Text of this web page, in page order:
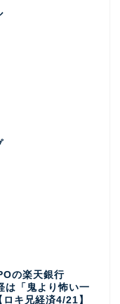
の楽天銀行
は「鬼より怖い一
キ兄経済4/21】